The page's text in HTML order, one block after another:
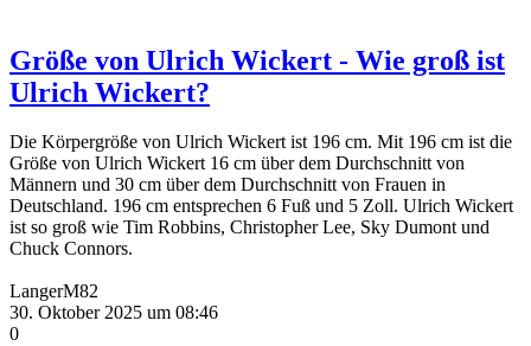
Größe von Ulrich Wickert - Wie groß ist
Ulrich Wickert?
Die Körpergröße von Ulrich Wickert ist 196 cm. Mit 196 cm ist die
Größe von Ulrich Wickert 16 cm über dem Durchschnitt von
Männern und 30 cm über dem Durchschnitt von Frauen in
Deutschland. 196 cm entsprechen 6 Fuß und 5 Zoll. Ulrich Wickert
ist so groß wie Tim Robbins, Christopher Lee, Sky Dumont und
Chuck Connors.
LangerM82
30. Oktober 2025 um 08:46
0